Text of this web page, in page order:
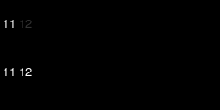
11 12
11 12